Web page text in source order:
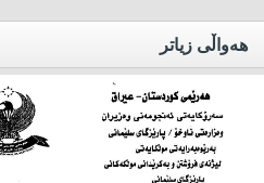
هه‌واڵی زیاتر